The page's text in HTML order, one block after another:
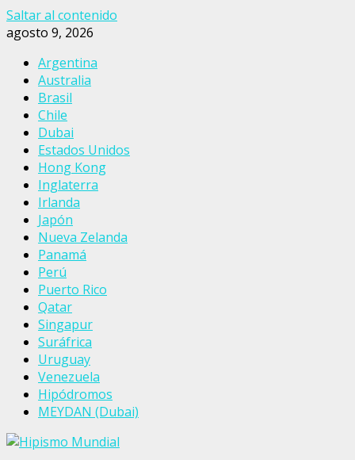
Saltar al contenido
agosto 9, 2026
Argentina
Australia
Brasil
Chile
Dubai
Estados Unidos
Hong Kong
Inglaterra
Irlanda
Japón
Nueva Zelanda
Panamá
Perú
Puerto Rico
Qatar
Singapur
Suráfrica
Uruguay
Venezuela
Hipódromos
MEYDAN (Dubai)